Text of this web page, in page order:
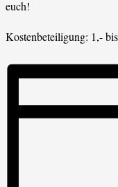
euch!
Kostenbeteiligung: 1,-